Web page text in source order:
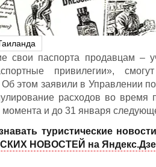
свои паспорта продавцам –
привилегии»,
этом заявили в Управлении
расходов во время
и до 31 января
туристические
НОВОСТЕЙ на